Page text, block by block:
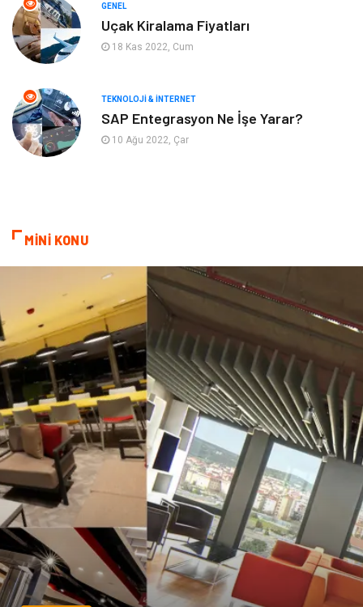
Organizasyon
Astroloji Aksesuar
Mobilya diş sağlığı
Bebek Giyim
Mermer
GENEL
Uçak Kiralama Fiyatları
18 Kas 2022, Cum
TEKNOLOJI & İNTERNET
SAP Entegrasyon Ne İşe Yarar?
10 Ağu 2022, Çar
MİNİ KONU